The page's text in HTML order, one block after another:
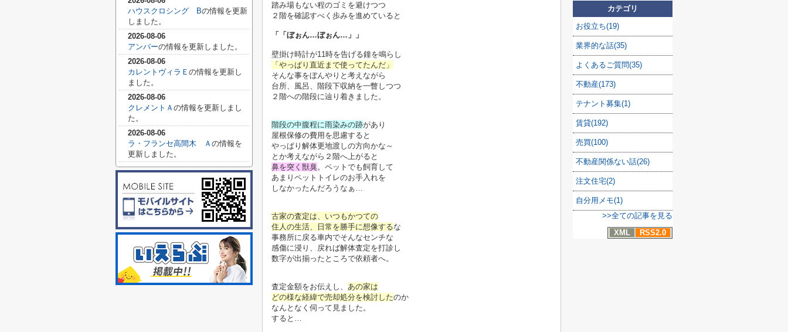
踏み場もない程のゴミを避けつつ
２階を確認すべく歩みを進めていると
「「ぼぉん…ぼぉん…」」
壁掛け時計が11時を告げる鐘を鳴らし
「やっぱり直近まで使ってたんだ」
そんな事をぼんやりと考えながら
台所、風呂、階段下収納を一瞥しつつ
２階への階段に辿り着きました。
階段の中腹程に雨染みの跡があり
屋根保修の費用を思慮すると
やっぱり解体更地渡しの方向かな～
とか考えながら２階へ上がると
鼻を突く獣臭。ペットでも飼育して
あまりペットトイレのお手入れを
しなかったんだろうなぁ…
古家の査定は、いつもかつての
住人の生活、日常を勝手に想像するな
事務所に戻る車内でそんなセンチな
感傷に浸り、戻れば解体査定を打診し
数字が出揃ったところで依頼者へ。
査定金額をお伝えし、 あの家は
どの様な経緯で売却処分を検討したのか
なんとなく伺って見ました。
すると…
カテゴリ
お役立ち(19)
業界的な話(35)
よくあるご質問(35)
不動産(173)
テナント募集(1)
賃貸(192)
売買(100)
不動産関係ない話(26)
注文住宅(2)
自分用メモ(1)
>>全ての記事を見る
XML
RSS2.0
ハウスクロシング Bの情報を更新
しました。
2026-08-06
アンバーの情報を更新しました。
2026-08-06
カレントヴィラＥ の情報を更新し
ました。
2026-08-06
クレメントＡ の情報を更新しまし
た。
2026-08-06
ラ・フランセ高間木 Ａ の情報を
更新しました。